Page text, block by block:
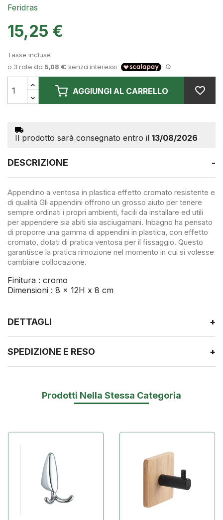
Feridras
15,25 €
Tasse incluse
AGGIUNGI AL CARRELLO
Il prodotto sarà consegnato entro il 13/08/2026
DESCRIZIONE -
Appendino a ventosa in plastica effetto cromato resistente e
di qualità Gli appendini offrono un grosso aiuto per tenere
sempre ordinati i propri ambienti, facili da installare ed utili
per appendere sia abiti sia asciugamani. Inbagno ha pensato
di proporre una gamma di appendini in plastica, con effetto
cromato, dotati di pratica ventosa per il fissaggio. Questo
garantisce la pratica rimozione nel momento in cui si volesse
cambiare collocazione.
Finitura : cromo
Dimensioni : 8 x 12H x 8 cm
DETTAGLI +
SPEDIZIONE E RESO +
Prodotti Nella Stessa Categoria